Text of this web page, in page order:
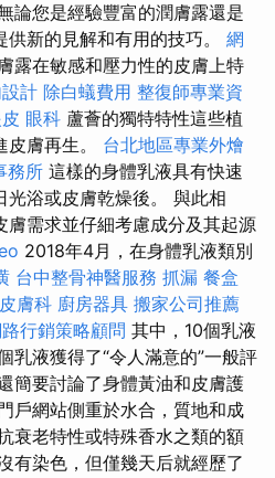
論您是經驗豐富的潤膚露還是
新的見解和有用的技巧。 網
露在敏感和壓力性的皮膚上特
計 除白蟻費用 整復師專業資
眼科 蘆薈的獨特特性這些植
膚再生。 台北地區專業外燴
務所 這樣的身體乳液具有快速
浴或皮膚乾燥後。 與此相
膚需求並仔細考慮成分及其起源
2018年4月，在身體乳液類別
台中整骨神醫服務 抓漏 餐盒
膚科 廚房器具 搬家公司推薦
行銷策略顧問 其中，10個乳液
乳液獲得了“令人滿意的”一般評
簡要討論了身體黃油和皮膚護
戶網站側重於水合，質地和成
衰老特性或特殊香水之類的額
有染色，但僅幾天后就經歷了